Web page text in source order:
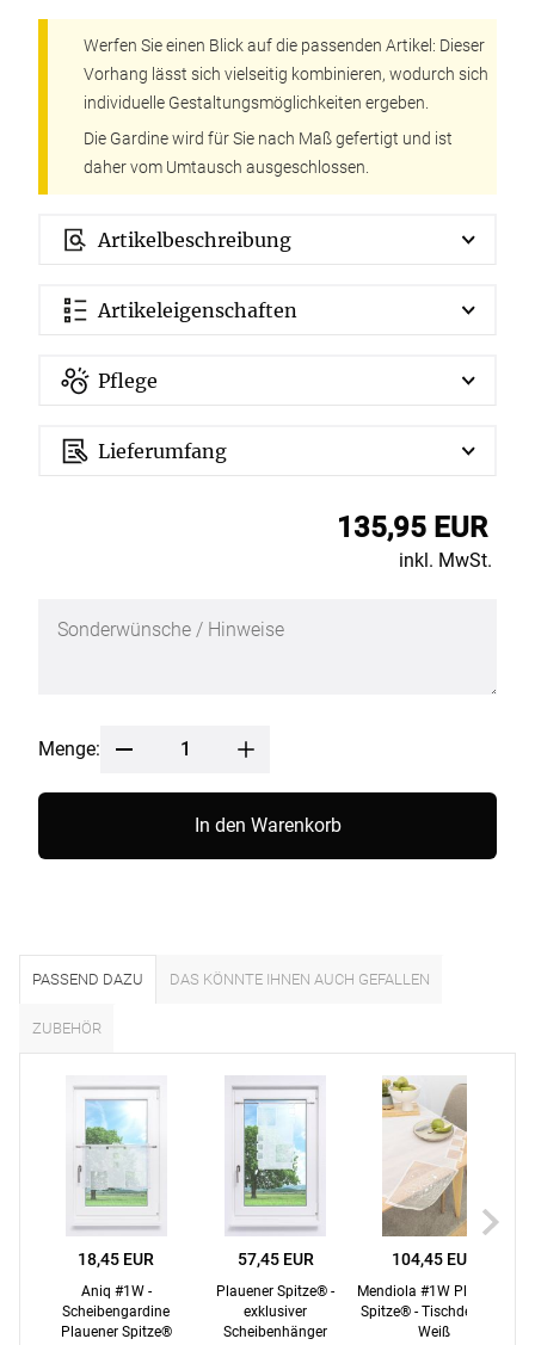
Werfen Sie einen Blick auf die passenden Artikel: Dieser
Vorhang lässt sich vielseitig kombinieren, wodurch sich
individuelle Gestaltungsmöglichkeiten ergeben.
Die Gardine wird für Sie nach Maß gefertigt und ist
daher vom Umtausch ausgeschlossen.
Artikelbeschreibung
Artikeleigenschaften
Pflege
Lieferumfang
135,95 EUR
inkl. MwSt.
Menge:
In den Warenkorb
PASSEND DAZU DAS KÖNNTE IHNEN AUCH GEFALLEN
ZUBEHÖR
18,45 EUR
Aniq #1W -
Scheibengardine
Plauener Spitze®
57,45 EUR
Plauener Spitze® -
exklusiver
Scheibenhänger
104,45 EUR
Mendiola #1W Plauener
Spitze® - Tischdecke in
Weiß